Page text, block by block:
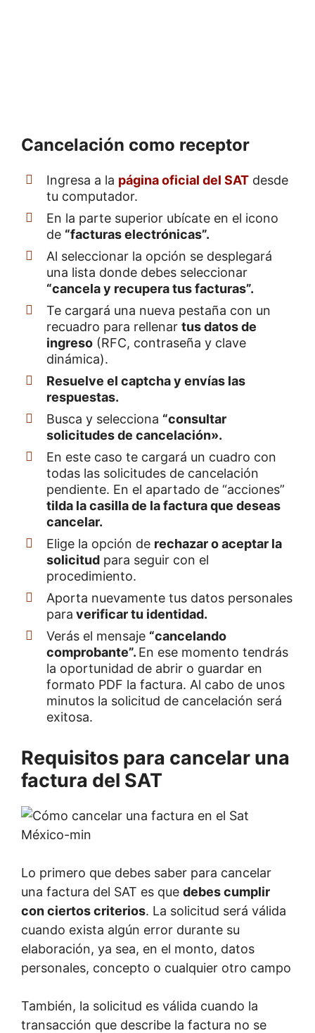
Cancelación como receptor
Ingresa a la página oficial del SAT desde
tu computador.
En la parte superior ubícate en el icono
de “facturas electrónicas”.
Al seleccionar la opción se desplegará
una lista donde debes seleccionar
“cancela y recupera tus facturas”.
Te cargará una nueva pestaña con un
recuadro para rellenar tus datos de
ingreso (RFC, contraseña y clave
dinámica).
Resuelve el captcha y envías las
respuestas.
Busca y selecciona “consultar
solicitudes de cancelación».
En este caso te cargará un cuadro con
todas las solicitudes de cancelación
pendiente. En el apartado de “acciones”
tilda la casilla de la factura que deseas
cancelar.
Elige la opción de rechazar o aceptar la
solicitud para seguir con el
procedimiento.
Aporta nuevamente tus datos personales
para verificar tu identidad.
Verás el mensaje “cancelando
comprobante”. En ese momento tendrás
la oportunidad de abrir o guardar en
formato PDF la factura. Al cabo de unos
minutos la solicitud de cancelación será
exitosa.
Requisitos para cancelar una
factura del SAT
Lo primero que debes saber para cancelar
una factura del SAT es que debes cumplir
con ciertos criterios. La solicitud será válida
cuando exista algún error durante su
elaboración, ya sea, en el monto, datos
personales, concepto o cualquier otro campo
También, la solicitud es válida cuando la
transacción que describe la factura no se